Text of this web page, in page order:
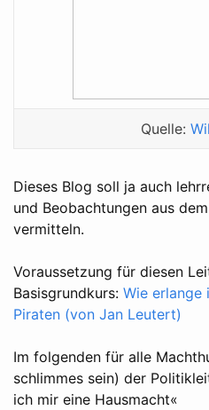
Quelle:
Dieses Blog soll ja auch
und Beobachtungen aus
vermitteln.
Voraussetzung für diesen
Basisgrundkurs: Wie erlange
Piraten (von Jan Leutert)
Im folgenden für alle
schlimmes sein) der
ich mir eine Hausmacht«